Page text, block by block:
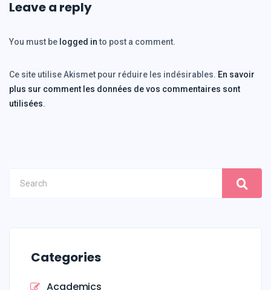
Leave a reply
You must be logged into post a comment.
Ce site utilise Akismet pour réduire les indésirables. En savoir
plus sur comment les données de vos commentaires sont
utilisées.
Categories
Academics